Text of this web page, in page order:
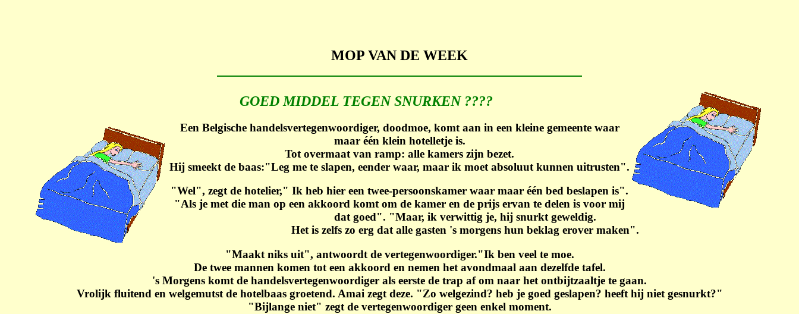
MOP VAN DE WEEK
GOED MIDDEL TEGEN SNURKEN ????
Een Belgische handelsvertegenwoordiger, doodmoe, komt aan in een kleine gemeente waar
maar één klein hotelletje is.
Tot overmaat van ramp: alle kamers zijn bezet.
Hij smeekt de baas:"Leg me te slapen, eender waar, maar ik moet absoluut kunnen uitrusten".
"Wel", zegt de hotelier," Ik heb hier een twee-persoonskamer waar maar één bed beslapen is".
"Als je met die man op een akkoord komt om de kamer en de prijs ervan te delen is voor mij
dat goed". "Maar, ik verwittig je, hij snurkt geweldig.
Het is zelfs zo erg dat alle gasten 's morgens hun beklag erover maken".
"Maakt niks uit", antwoordt de vertegenwoordiger."Ik ben veel te moe.
De twee mannen komen tot een akkoord en nemen het avondmaal aan dezelfde tafel.
's Morgens komt de handelsvertegenwoordiger als eerste de trap af om naar het ontbijtzaaltje te gaan.
Vrolijk fluitend en welgemutst de hotelbaas groetend. Amai zegt deze. "Zo welgezind? heb je goed geslapen? heeft hij niet gesnurkt?"
"Bijlange niet" zegt de vertegenwoordiger geen enkel moment.